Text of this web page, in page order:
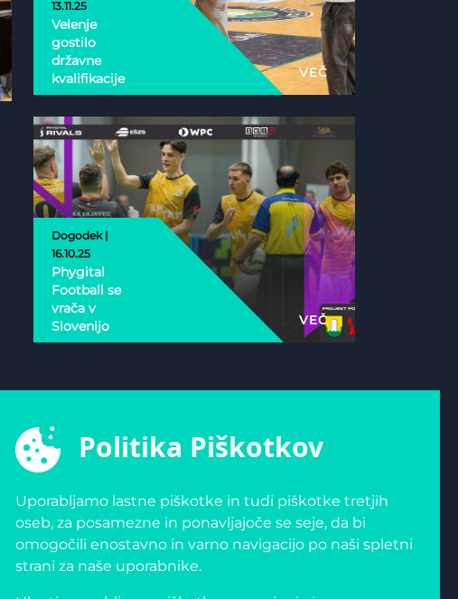
13.11.25
Velenje
gostilo
državne
kvalifikacije
Phygital
VEČ
Dogodek |
16.10.25
Phygital
Football se
vrača v
Slovenijo
VEČ
Politika Piškotkov
Uporabljamo lastne piškotke in tudi piškotke tretjih
oseb, za posamezne in ponavljajoče se seje, da bi
omogočili enostavno in varno navigacijo po naši spletni
strani za naše uporabnike.